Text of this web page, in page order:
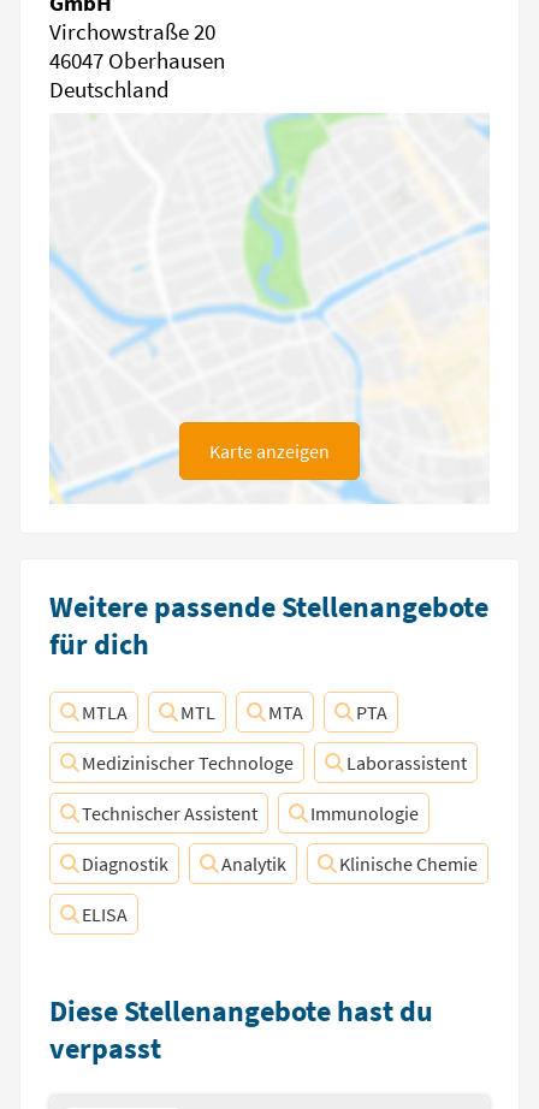
Virchowstraße 20
46047 Oberhausen
Deutschland
Karte anzeigen
Weitere passende Stellenangebote
für dich
MTLA MTL MTA PTA
Medizinischer Technologe Laborassistent
Technischer Assistent Immunologie
Diagnostik Analytik Klinische Chemie
ELISA
Diese Stellenangebote hast du
verpasst